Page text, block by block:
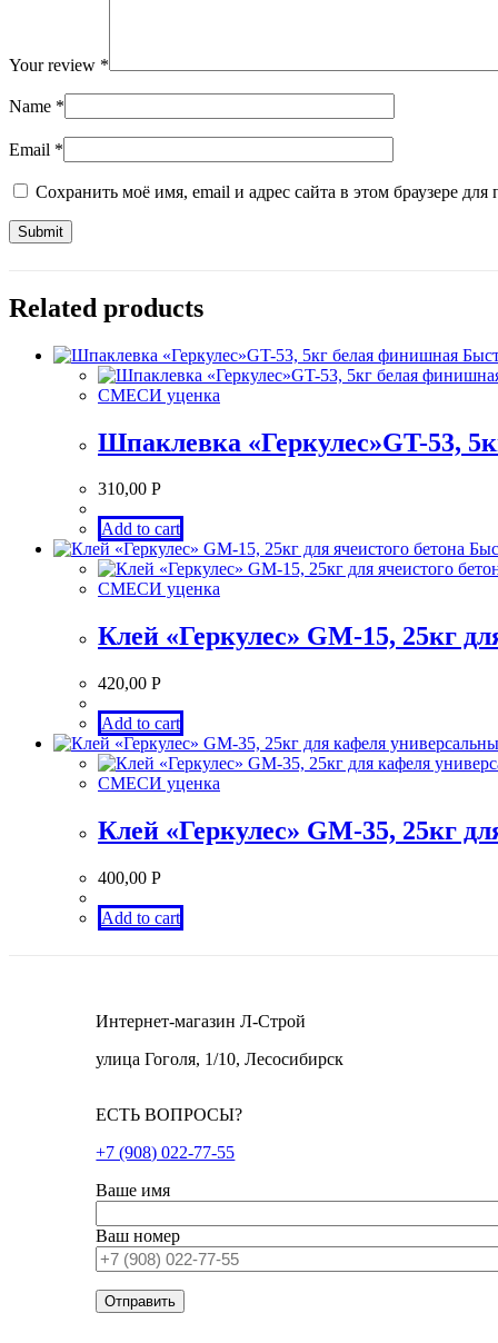
Your review *
Name *
Email *
Сохранить моё имя, email и адрес сайта в этом браузере
Related products
СМЕСИ уценка
Шпаклевка «Геркулес»GT-53,
310,00 Р
Add to cart
СМЕСИ уценка
Клей «Геркулес» GM-15, 25кг
420,00 Р
Add to cart
СМЕСИ уценка
Клей «Геркулес» GM-35, 25кг
400,00 Р
Add to cart
Интернет-магазин Л-Строй
улица Гоголя, 1/10, Лесосибирск
ЕСТЬ ВОПРОСЫ?
+7 (908) 022-77-55
Ваше имя
Ваш номер